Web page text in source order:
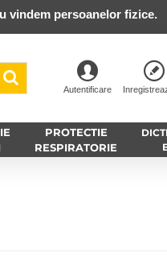
vindem persoanelor fizice.
Autentificare
PROTECTIE
RESPIRATORIE